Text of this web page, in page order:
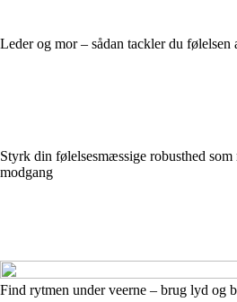
Leder og mor – sådan tackler du følelsen
Styrk din følelsesmæssige robusthed
modgang
Find rytmen under veerne – brug lyd og